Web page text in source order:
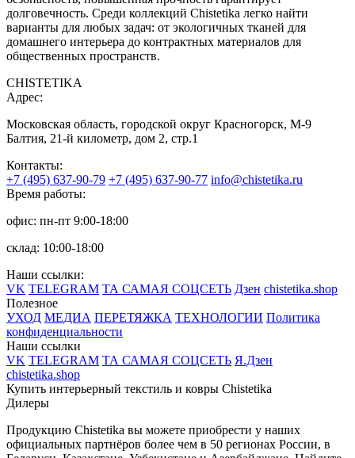
долговечность. Среди коллекций Chistetika легко найти
варианты для любых задач: от экологичных тканей для
домашнего интерьера до контрактных материалов для
общественных пространств.
CHISTETIKA
Адрес:
Московская область, городской округ Красногорск, М-9
Балтия, 21-й километр, дом 2, стр.1
Контакты:
+7 (495) 637-90-79 +7 (495) 637-90-77 info@chistetika.ru
Время работы:
офис: пн-пт 9:00-18:00
склад: 10:00-18:00
Наши ссылки:
VK TELEGRAM ТА САМАЯ СОЦСЕТЬ Дзен chistetika.shop
Полезное
УХОД МЕДИА ПЕРЕТЯЖКА ТЕХНОЛОГИИ Политика
конфиденциальности
Наши ссылки
VK TELEGRAM ТА САМАЯ СОЦСЕТЬ Я.Дзен
chistetika.shop
Купить интерьерный текстиль и ковры Chistetika
Дилеры
Продукцию Chistetika вы можете приобрести у наших
официальных партнёров более чем в 50 регионах России, в